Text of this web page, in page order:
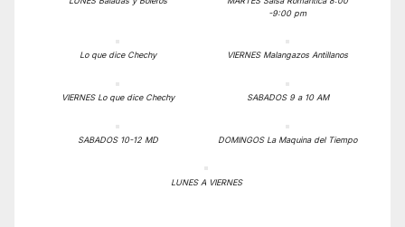
-9:00 pm
Lo que dice Chechy VIERNES Malangazos Antillanos
VIERNES Lo que dice Chechy SABADOS 9 a 10 AM
SABADOS 10-12 MD DOMINGOS La Maquina del Tiempo
LUNES A VIERNES